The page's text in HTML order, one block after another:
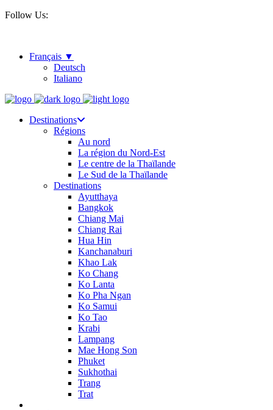
Follow Us:
Français
Deutsch
Italiano
Destinations
Régions
Au nord
La région du Nord-Est
Le centre de la Thaïlande
Le Sud de la Thaïlande
Destinations
Ayutthaya
Bangkok
Chiang Mai
Chiang Rai
Hua Hin
Kanchanaburi
Khao Lak
Ko Chang
Ko Lanta
Ko Pha Ngan
Ko Samui
Ko Tao
Krabi
Lampang
Mae Hong Son
Phuket
Sukhothai
Trang
Trat